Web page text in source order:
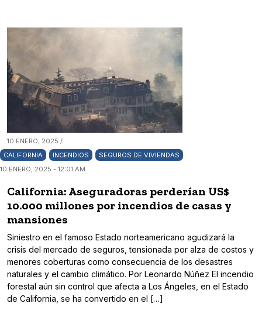
10 ENERO, 2025 /
CALIFORNIA
INCENDIOS
SEGUROS DE VIVIENDAS
10 ENERO, 2025 - 12:01 AM
California: Aseguradoras perderían US$
10.000 millones por incendios de casas y
mansiones
Siniestro en el famoso Estado norteamericano agudizará la
crisis del mercado de seguros, tensionada por alza de costos y
menores coberturas como consecuencia de los desastres
naturales y el cambio climático. Por Leonardo Núñez El incendio
forestal aún sin control que afecta a Los Ángeles, en el Estado
de California, se ha convertido en el […]